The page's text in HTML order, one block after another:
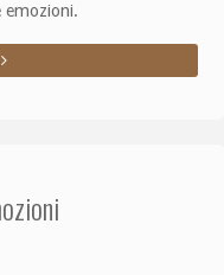
emozioni.